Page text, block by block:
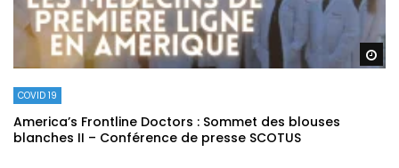
COVID 19
America’s Frontline Doctors : Sommet des blouses
blanches II – Conférence de presse SCOTUS